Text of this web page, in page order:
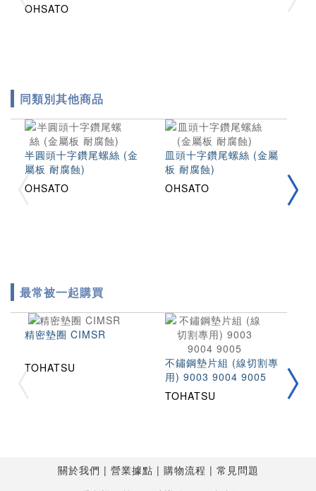
OHSATO
同類別其他商品
半圓頭十字鑽尾螺絲 (金
屬板 耐腐蝕)
OHSATO
皿頭十字鑽尾螺絲 (金屬
板 耐腐蝕)
OHSATO
最常被一起購買
精密墊圈 CIMSR
TOHATSU
不鏽鋼墊片組 (線切割專
用) 9003 9004 9005
TOHATSU
關於我們 營業據點 購物流程
常見問題